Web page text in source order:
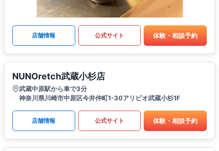
店舗情報 公式サイト 体験・相談予約
NUNOretch武蔵小杉店
武蔵中原駅から車で3分
神奈川県川崎市中原区今井仲町1-30アリビオ武蔵小杉1F
店舗情報 公式サイト 体験・相談予約